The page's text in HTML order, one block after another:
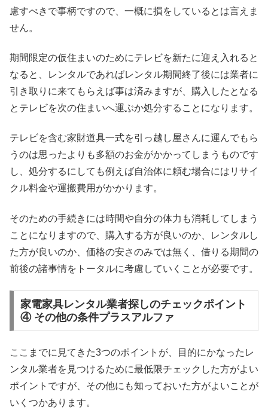
慮すべきで事柄ですので、一概に損をしているとは言えま
せん。
期間限定の仮住まいのためにテレビを新たに迎え入れると
なると、レンタルであればレンタル期間終了後には業者に
引き取りに来てもらえば事は済みますが、購入したとなる
とテレビを次の住まいへ運ぶか処分することになります。
テレビを含む家財道具一式を引っ越し屋さんに運んでもら
うのは思ったよりも多額のお金がかかってしまうものです
し、処分するにしても例えば自治体に頼む場合にはリサイ
クル料金や運搬費用がかかります。
そのための手続きには時間や自分の体力も消耗してしまう
ことになりますので、購入する方が良いのか、レンタルし
た方が良いのか、価格の安さのみでは無く、借りる期間の
前後の諸事情をトータルに考慮していくことが必要です。
家電家具レンタル業者探しのチェックポイント
④ その他の条件プラスアルファ
ここまでに見てきた3つのポイントが、目的にかなったレ
ンタル業者を見つけるために最低限チェックした方がよい
ポイントですが、その他にも知っておいた方がよいことが
いくつかあります。